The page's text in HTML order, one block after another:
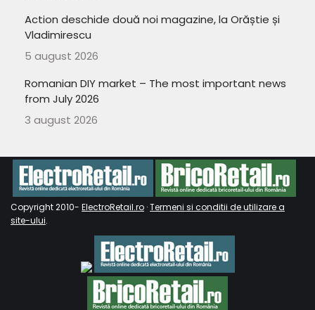
Action deschide două noi magazine, la Orăștie și
Vladimirescu
5 august 2026
Romanian DIY market – The most important news
from July 2026
3 august 2026
Copyright 2010- ElectroRetail.ro ·Termeni si conditii de utilizare a
site-ului.